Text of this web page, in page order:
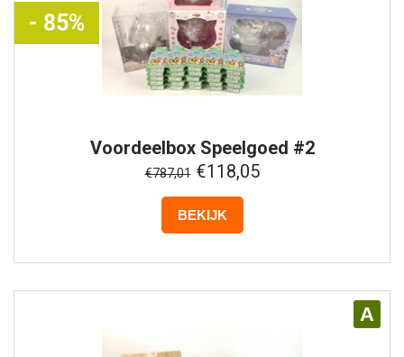
- 85%
VoordeelboxSpeelgoed #2
€787,01€118,05
BEKIJK
A